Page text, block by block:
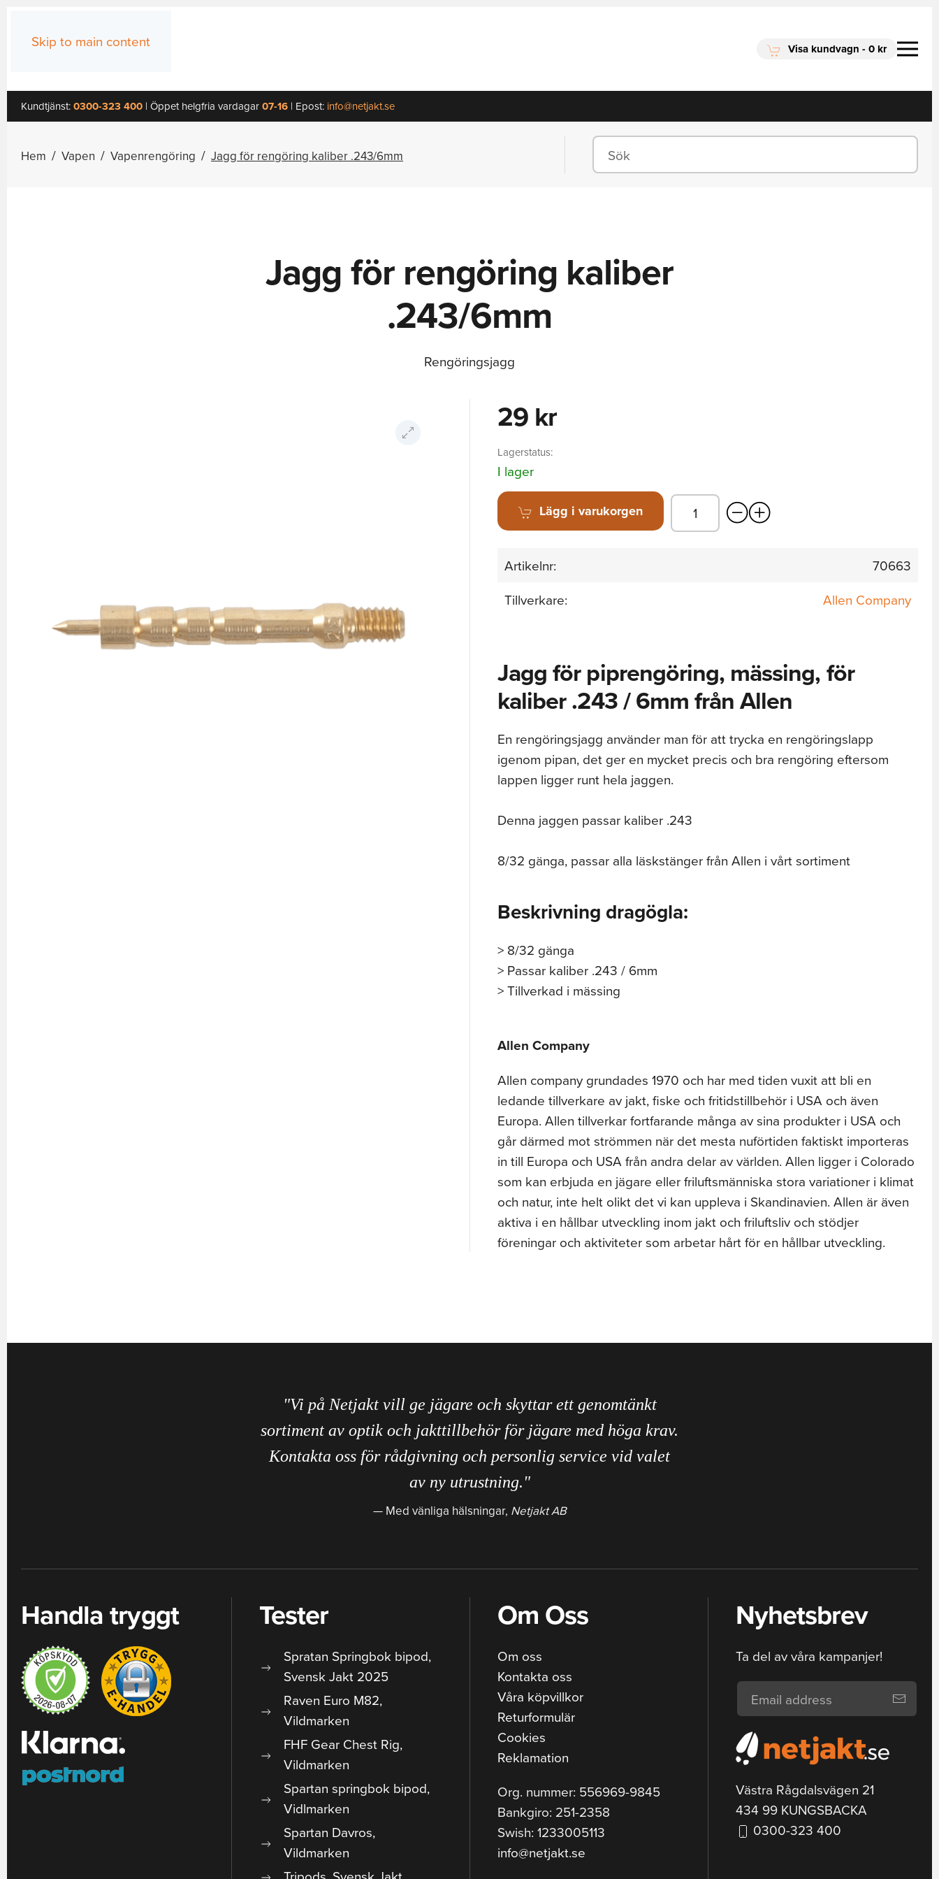
Skip to main content Visa kundvagn - 0 kr
Kundtjänst:0300-323 400 | Öppet helgfria vardagar07-16 | Epost: info@netjakt.se
Hem Vapen Vapenrengöring Jagg för rengöring kaliber .243/6mm
Jagg för rengöring kaliber
.243/6mm
Rengöringsjagg
29 kr
Lagerstatus:
I lager
Lägg i varukorgen
Artikelnr:
70663
Tillverkare:
Allen Company
Jagg för piprengöring, mässing, för
kaliber .243 / 6mm från Allen
En rengöringsjagg använder man för att trycka en rengöringslapp
igenom pipan, det ger en mycket precis och bra rengöring eftersom
lappen ligger runt hela jaggen.
Denna jaggen passar kaliber .243
8/32 gänga, passar alla läskstänger från Allen i vårt sortiment
Beskrivning dragögla:
> 8/32 gänga
> Passar kaliber .243 / 6mm
> Tillverkad i mässing
Allen Company
Allen company grundades 1970 och har med tiden vuxit att bli en
ledande tillverkare av jakt, fiske och fritidstillbehör i USA och även
Europa. Allen tillverkar fortfarande många av sina produkter i USA och
går därmed mot strömmen när det mesta nuförtiden faktiskt importeras
in till Europa och USA från andra delar av världen. Allen ligger i Colorado
som kan erbjuda en jägare eller friluftsmänniska stora variationer i klimat
och natur, inte helt olikt det vi kan uppleva i Skandinavien. Allen är även
aktiva i en hållbar utveckling inom jakt och friluftsliv och stödjer
föreningar och aktiviteter som arbetar hårt för en hållbar utveckling.
"Vi på Netjakt vill ge jägare och skyttar ett genomtänkt
sortiment av optik och jakttillbehör för jägare med höga krav.
Kontakta oss för rådgivning och personlig service vid valet
av ny utrustning."
Med vänliga hälsningar, Netjakt AB
Handla tryggt Tester
Spratan Springbok bipod,
Svensk Jakt 2025
Raven Euro M82,
Vildmarken
FHF Gear Chest Rig,
Vildmarken
Spartan springbok bipod,
Vidlmarken
Spartan Davros,
Vildmarken
Om Oss
Om oss
Kontakta oss
Våra köpvillkor
Returformulär
Cookies
Reklamation
Org. nummer: 556969-9845
Bankgiro: 251-2358
Swish: 1233005113
info@netjakt.se
Nyhetsbrev
Ta del av våra kampanjer!
Västra Rågdalsvägen 21
434 99 KUNGSBACKA
0300-323 400